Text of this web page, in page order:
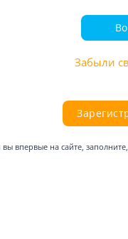
Забыли
вы впервые на сайте,